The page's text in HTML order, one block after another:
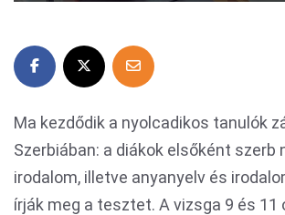
Ma kezdődik a nyolcadikos tanulók
Szerbiában: a diákok elsőként szerb
irodalom, illetve anyanyelv és
írják meg a tesztet. A vizsga 9 és